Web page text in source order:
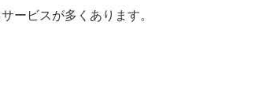
ービスが多くあります。